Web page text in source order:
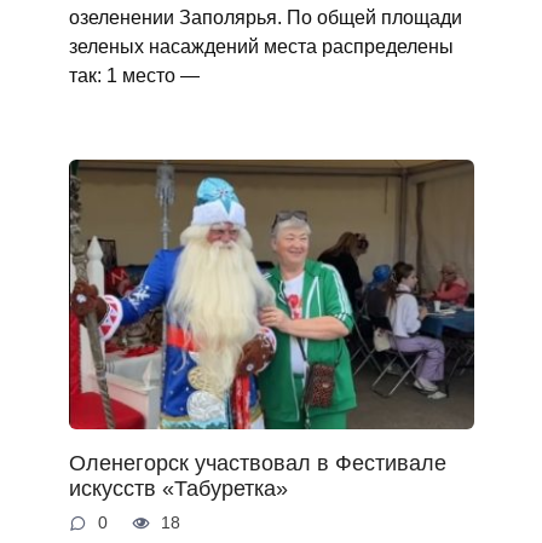
озеленении Заполярья. По общей площади
зеленых насаждений места распределены
так: 1 место —
Оленегорск участвовал в Фестивале
искусств «Табуретка»
0 18